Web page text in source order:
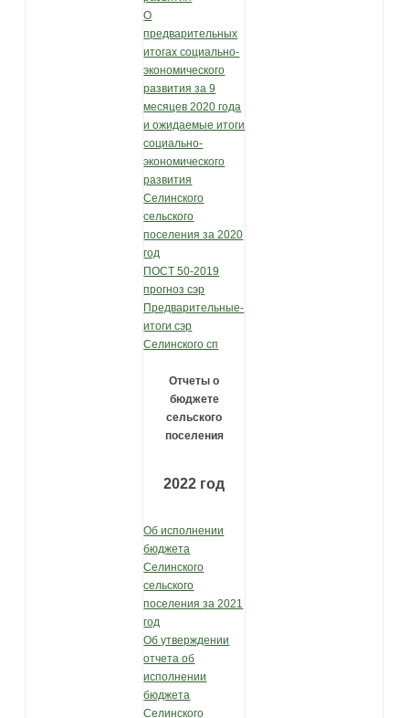
О
предварительных
итогах социально-
экономического
развития за 9
месяцев 2020 года
и ожидаемые итоги
социально-
экономического
развития
Селинского
сельского
поселения за 2020
год
ПОСТ 50-2019
прогноз сэр
Предварительные-
итоги сэр
Селинского сп
Отчеты о
бюджете
сельского
поселения
2022 год
Об исполнении
бюджета
Селинского
сельского
поселения за 2021
год
Об утверждении
отчета об
исполнении
бюджета
Селинского